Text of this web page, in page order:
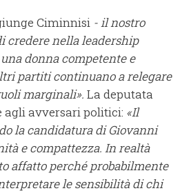
Ciminnisi - il nostro
credere nella leadership
donna competente e
partiti continuano a relegare
marginali». La deputata
avversari politici: «Il
la candidatura di Giovanni
e compattezza. In realtà
affatto perché probabilmente
le sensibilità di chi